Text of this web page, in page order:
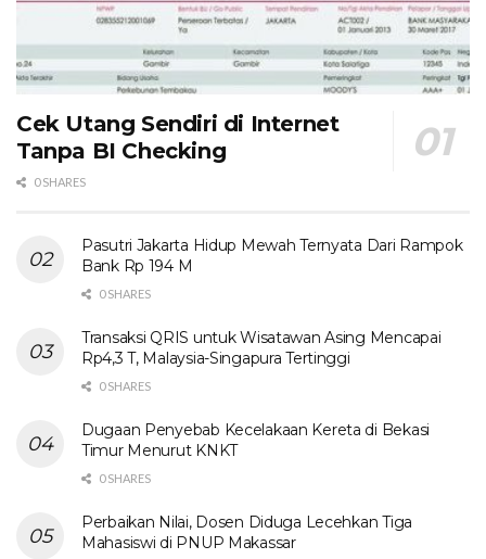
Cek Utang Sendiri di Internet
Tanpa BI Checking
0 SHARES
Pasutri Jakarta Hidup Mewah Ternyata Dari Rampok
Bank Rp 194 M
0 SHARES
Transaksi QRIS untuk Wisatawan Asing Mencapai
Rp4,3 T, Malaysia-Singapura Tertinggi
0 SHARES
Dugaan Penyebab Kecelakaan Kereta di Bekasi
Timur Menurut KNKT
0 SHARES
Perbaikan Nilai, Dosen Diduga Lecehkan Tiga
Mahasiswi di PNUP Makassar